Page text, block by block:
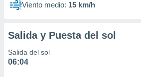
1199Viento medio: 15 km/h
Salida y Puesta del sol
Salida del sol
06:04